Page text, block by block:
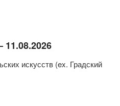
искусств (ex. Градский